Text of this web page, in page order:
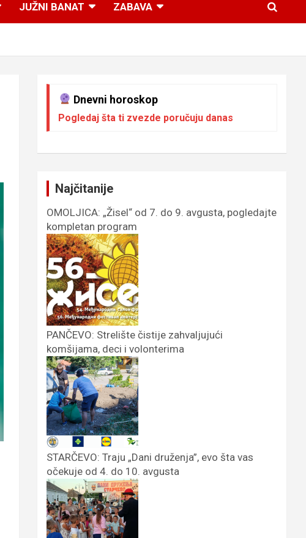
JUŽNI BANAT ZABAVA
Dnevni horoskop
Pogledaj šta ti zvezde poručuju danas
Najčitanije
OMOLJICA: „Žisel“ od 7. do 9. avgusta, pogledajte
kompletan program
PANČEVO: Strelište čistije zahvaljujući
komšijama, deci i volonterima
STARČEVO: Traju „Dani druženja”, evo šta vas
očekuje od 4. do 10. avgusta